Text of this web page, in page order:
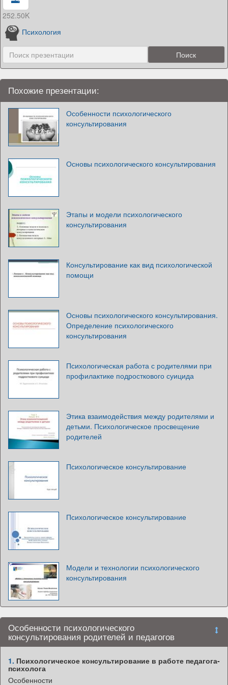
252.50K
Психология
Похожие презентации:
Особенности психологического
консультирования
Основы психологического консультирования
Этапы и модели психологического
консультирования
Консультирование как вид психологической
помощи
Основы психологического консультирования.
Определение психологического
консультирования
Психологическая работа с родителями при
профилактике подросткового суицида
Этика взаимодействия между родителями и
детьми. Психологическое просвещение
родителей
Психологическое консультирование
Психологическое консультирование
Модели и технологии психологического
консультирования
Особенности психологического
консультирования родителей и педагогов
1. Психологическое консультирование в работе педагога-
психолога
Особенности